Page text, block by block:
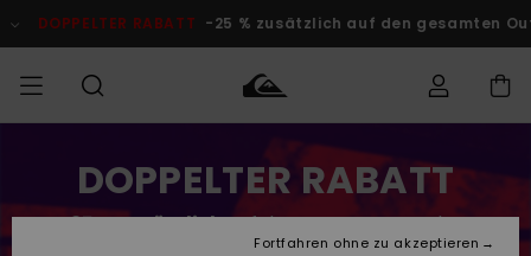
springenDOPPELTER RABATT -25 % zusätzlich auf den gesamten
MÄNNER Kleidung
Accessoires
Kleidung
Accessoires
Shop
Brandneu
Surf Shop
Männer
Snow Shop
Männer
Outlet
Herren
Bestellung
zugreifen
DOPPELTER RABATT
-25 % zusätzlichauf den gesamten Outlet-
Fortfahren ohne zu akzeptieren